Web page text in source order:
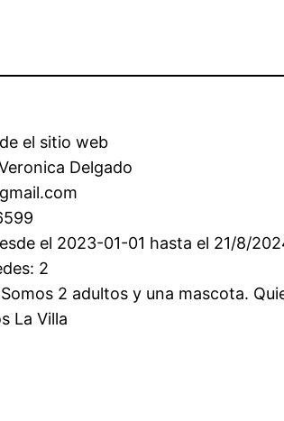
el sitio web
Delgado
el 2023-01-01 hasta el 21/8/
2
2 adultos y una mascota.
La Villa